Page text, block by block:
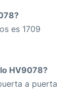
es 1709
HV9078?
a puerta